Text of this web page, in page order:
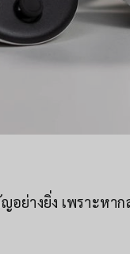
ย่างยิ่ง เพราะห